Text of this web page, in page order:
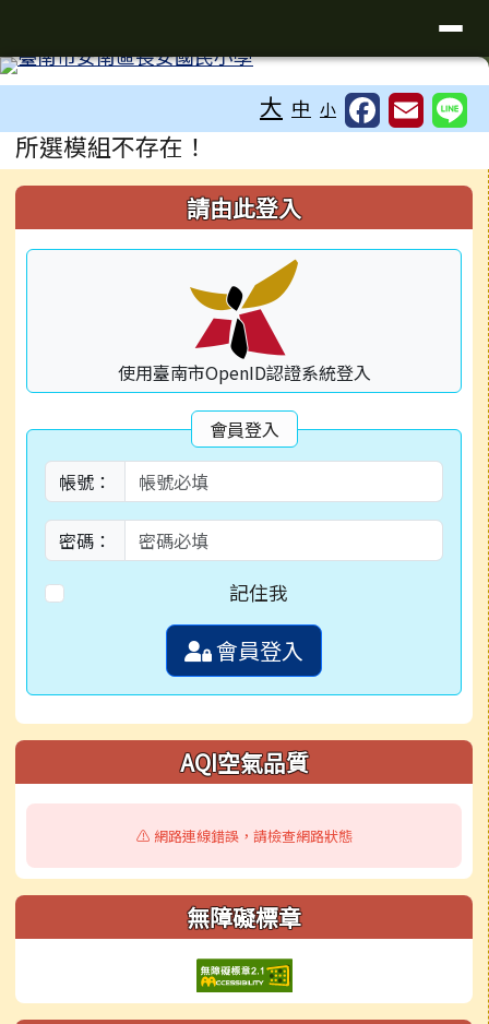
臺南市安南區長安國民小學全球資
大 中 小
主內容區域
所選模組不存在！
左邊區域內容 請由此登入
使用臺南市OpenID認證系統登入
會員登入
帳號：
密碼：
記住我
會員登入
AQI空氣品質
⚠️ 網路連線錯誤，請檢查網路狀態
無障礙標章
頁尾區域